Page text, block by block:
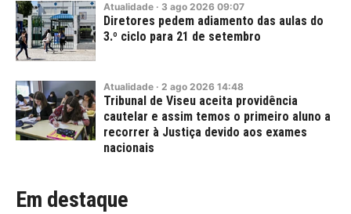
Atualidade · 3 ago 2026 09:07
Diretores pedem adiamento das aulas do
3.º ciclo para 21 de setembro
Atualidade · 2 ago 2026 14:48
Tribunal de Viseu aceita providência
cautelar e assim temos o primeiro aluno a
recorrer à Justiça devido aos exames
nacionais
Em destaque